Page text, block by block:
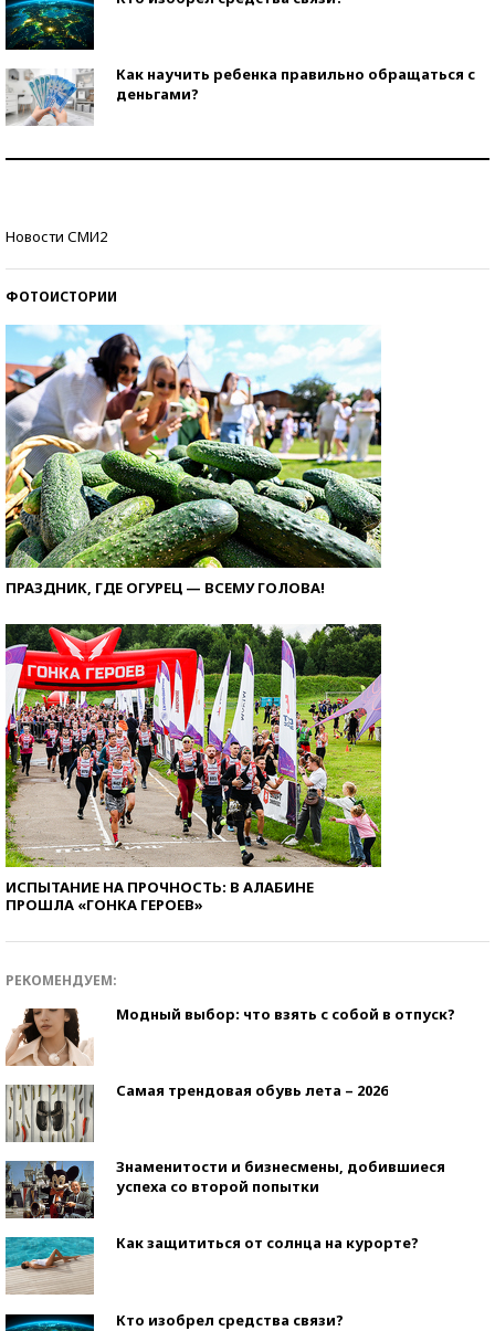
Как научить ребенка правильно обращаться с
деньгами?
Новости СМИ2
ФОТОИСТОРИИ
ПРАЗДНИК, ГДЕ ОГУРЕЦ — ВСЕМУ ГОЛОВА!
ИСПЫТАНИЕ НА ПРОЧНОСТЬ: В АЛАБИНЕ
ПРОШЛА «ГОНКА ГЕРОЕВ»
РЕКОМЕНДУЕМ:
Модный выбор: что взять с собой в отпуск?
Самая трендовая обувь лета – 2026
Знаменитости и бизнесмены, добившиеся
успеха со второй попытки
Как защититься от солнца на курорте?
Кто изобрел средства связи?